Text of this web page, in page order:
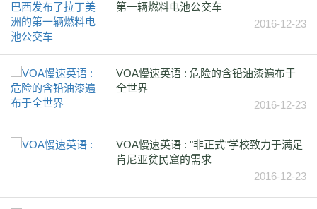
第一辆燃料电池公交车
2016-12-23
VOA慢速英语 : 危险的含铅油漆遍布于
全世界
2016-12-23
VOA慢速英语 : "非正式"学校致力于满足
肯尼亚贫民窟的需求
2016-12-23